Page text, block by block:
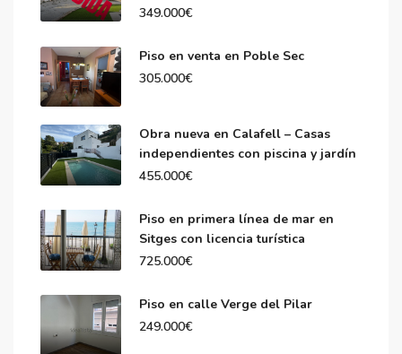
349.000€
Piso en venta en Poble Sec
305.000€
Obra nueva en Calafell – Casas
independientes con piscina y jardín
455.000€
Piso en primera línea de mar en
Sitges con licencia turística
725.000€
Piso en calle Verge del Pilar
249.000€